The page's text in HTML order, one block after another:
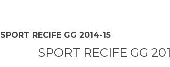
SPORT RECIFE GG 2014-15
SPORT RECIFE GG